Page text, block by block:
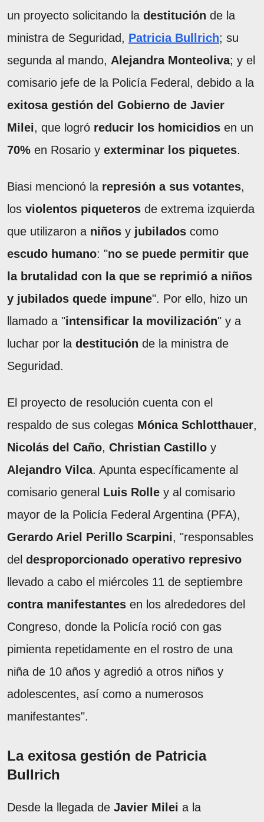
un proyecto solicitando la destitución de la
ministra de Seguridad, Patricia Bullrich; su
segunda al mando, Alejandra Monteoliva; y el
comisario jefe de la Policía Federal, debido a la
exitosa gestión del Gobierno de Javier
Milei, que logró reducir los homicidios en un
70% en Rosario y exterminar los piquetes.
Biasi mencionó la represión a sus votantes,
los violentos piqueteros de extrema izquierda
que utilizaron a niños y jubilados como
escudo humano: "no se puede permitir que
la brutalidad con la que se reprimió a niños
y jubilados quede impune". Por ello, hizo un
llamado a "intensificar la movilización" y a
luchar por la destitución de la ministra de
Seguridad.
El proyecto de resolución cuenta con el
respaldo de sus colegas Mónica Schlotthauer,
Nicolás del Caño, Christian Castillo y
Alejandro Vilca. Apunta específicamente al
comisario general Luis Rolle y al comisario
mayor de la Policía Federal Argentina (PFA),
Gerardo Ariel Perillo Scarpini, "responsables
del desproporcionado operativo represivo
llevado a cabo el miércoles 11 de septiembre
contra manifestantes en los alrededores del
Congreso, donde la Policía roció con gas
pimienta repetidamente en el rostro de una
niña de 10 años y agredió a otros niños y
adolescentes, así como a numerosos
manifestantes".
La exitosa gestión de Patricia
Bullrich
Desde la llegada de Javier Milei a la